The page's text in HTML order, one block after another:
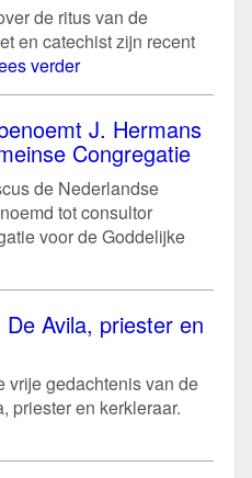
de ritus van de
en catechist zijn recent
verder
J. Hermans
Congregatie
de Nederlandse
tot consultor
voor de Goddelijke
Avila, priester en
vrije gedachtenis van de
priester en kerkleraar.